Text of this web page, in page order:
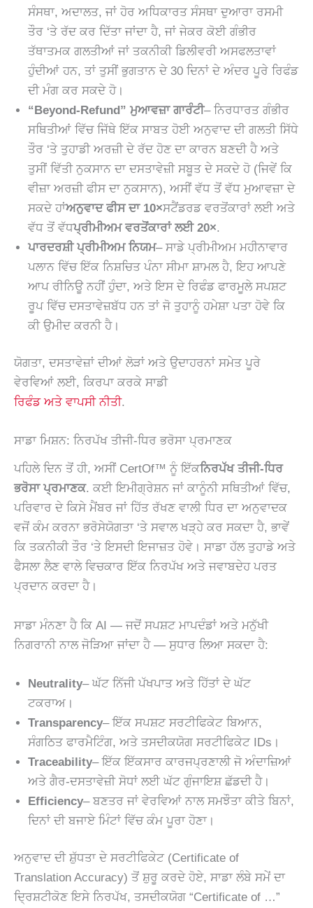
ਸੰਸਥਾ, ਅਦਾਲਤ, ਜਾਂ ਹੋਰ ਅਧਿਕਾਰਤ ਸੰਸਥਾ ਦੁਆਰਾ ਰਸਮੀ
ਤੌਰ ‘ਤੇ ਰੱਦ ਕਰ ਦਿੱਤਾ ਜਾਂਦਾ ਹੈ, ਜਾਂ ਜੇਕਰ ਕੋਈ ਗੰਭੀਰ
ਤੱਥਾਤਮਕ ਗਲਤੀਆਂ ਜਾਂ ਤਕਨੀਕੀ ਡਿਲੀਵਰੀ ਅਸਫਲਤਾਵਾਂ
ਹੁੰਦੀਆਂ ਹਨ, ਤਾਂ ਤੁਸੀਂ ਭੁਗਤਾਨ ਦੇ 30 ਦਿਨਾਂ ਦੇ ਅੰਦਰ ਪੂਰੇ ਰਿਫੰਡ
ਦੀ ਮੰਗ ਕਰ ਸਕਦੇ ਹੋ।
“Beyond-Refund” ਮੁਆਵਜ਼ਾ ਗਾਰੰਟੀ– ਨਿਰਧਾਰਤ ਗੰਭੀਰ
ਸਥਿਤੀਆਂ ਵਿੱਚ ਜਿੱਥੇ ਇੱਕ ਸਾਬਤ ਹੋਈ ਅਨੁਵਾਦ ਦੀ ਗਲਤੀ ਸਿੱਧੇ
ਤੌਰ ‘ਤੇ ਤੁਹਾਡੀ ਅਰਜ਼ੀ ਦੇ ਰੱਦ ਹੋਣ ਦਾ ਕਾਰਨ ਬਣਦੀ ਹੈ ਅਤੇ
ਤੁਸੀਂ ਵਿੱਤੀ ਨੁਕਸਾਨ ਦਾ ਦਸਤਾਵੇਜ਼ੀ ਸਬੂਤ ਦੇ ਸਕਦੇ ਹੋ (ਜਿਵੇਂ ਕਿ
ਵੀਜ਼ਾ ਅਰਜ਼ੀ ਫੀਸ ਦਾ ਨੁਕਸਾਨ), ਅਸੀਂ ਵੱਧ ਤੋਂ ਵੱਧ ਮੁਆਵਜ਼ਾ ਦੇ
ਸਕਦੇ ਹਾਂਅਨੁਵਾਦ ਫੀਸ ਦਾ 10×ਸਟੈਂਡਰਡ ਵਰਤੋਂਕਾਰਾਂ ਲਈ ਅਤੇ
ਵੱਧ ਤੋਂ ਵੱਧਪ੍ਰੀਮੀਅਮ ਵਰਤੋਂਕਾਰਾਂ ਲਈ 20×.
ਪਾਰਦਰਸ਼ੀ ਪ੍ਰੀਮੀਅਮ ਨਿਯਮ– ਸਾਡੇ ਪ੍ਰੀਮੀਅਮ ਮਹੀਨਾਵਾਰ
ਪਲਾਨ ਵਿੱਚ ਇੱਕ ਨਿਸ਼ਚਿਤ ਪੰਨਾ ਸੀਮਾ ਸ਼ਾਮਲ ਹੈ, ਇਹ ਆਪਣੇ
ਆਪ ਰੀਨਿਊ ਨਹੀਂ ਹੁੰਦਾ, ਅਤੇ ਇਸ ਦੇ ਰਿਫੰਡ ਫਾਰਮੂਲੇ ਸਪਸ਼ਟ
ਰੂਪ ਵਿੱਚ ਦਸਤਾਵੇਜ਼ਬੱਧ ਹਨ ਤਾਂ ਜੋ ਤੁਹਾਨੂੰ ਹਮੇਸ਼ਾ ਪਤਾ ਹੋਵੇ ਕਿ
ਕੀ ਉਮੀਦ ਕਰਨੀ ਹੈ।
ਯੋਗਤਾ, ਦਸਤਾਵੇਜ਼ਾਂ ਦੀਆਂ ਲੋੜਾਂ ਅਤੇ ਉਦਾਹਰਨਾਂ ਸਮੇਤ ਪੂਰੇ
ਵੇਰਵਿਆਂ ਲਈ, ਕਿਰਪਾ ਕਰਕੇ ਸਾਡੀ
ਰਿਫੰਡ ਅਤੇ ਵਾਪਸੀ ਨੀਤੀ.
ਸਾਡਾ ਮਿਸ਼ਨ: ਨਿਰਪੱਖ ਤੀਜੀ-ਧਿਰ ਭਰੋਸਾ ਪ੍ਰਮਾਣਕ
ਪਹਿਲੇ ਦਿਨ ਤੋਂ ਹੀ, ਅਸੀਂ CertOf™ ਨੂੰ ਇੱਕਨਿਰਪੱਖ ਤੀਜੀ-ਧਿਰ
ਭਰੋਸਾ ਪ੍ਰਮਾਣਕ. ਕਈ ਇਮੀਗ੍ਰੇਸ਼ਨ ਜਾਂ ਕਾਨੂੰਨੀ ਸਥਿਤੀਆਂ ਵਿੱਚ,
ਪਰਿਵਾਰ ਦੇ ਕਿਸੇ ਮੈਂਬਰ ਜਾਂ ਹਿੱਤ ਰੱਖਣ ਵਾਲੀ ਧਿਰ ਦਾ ਅਨੁਵਾਦਕ
ਵਜੋਂ ਕੰਮ ਕਰਨਾ ਭਰੋਸੇਯੋਗਤਾ ‘ਤੇ ਸਵਾਲ ਖੜ੍ਹੇ ਕਰ ਸਕਦਾ ਹੈ, ਭਾਵੇਂ
ਕਿ ਤਕਨੀਕੀ ਤੌਰ ‘ਤੇ ਇਸਦੀ ਇਜਾਜ਼ਤ ਹੋਵੇ। ਸਾਡਾ ਹੱਲ ਤੁਹਾਡੇ ਅਤੇ
ਫੈਸਲਾ ਲੈਣ ਵਾਲੇ ਵਿਚਕਾਰ ਇੱਕ ਨਿਰਪੱਖ ਅਤੇ ਜਵਾਬਦੇਹ ਪਰਤ
ਪ੍ਰਦਾਨ ਕਰਦਾ ਹੈ।
ਸਾਡਾ ਮੰਨਣਾ ਹੈ ਕਿ AI — ਜਦੋਂ ਸਪਸ਼ਟ ਮਾਪਦੰਡਾਂ ਅਤੇ ਮਨੁੱਖੀ
ਨਿਗਰਾਨੀ ਨਾਲ ਜੋੜਿਆ ਜਾਂਦਾ ਹੈ — ਸੁਧਾਰ ਲਿਆ ਸਕਦਾ ਹੈ:
Neutrality– ਘੱਟ ਨਿੱਜੀ ਪੱਖਪਾਤ ਅਤੇ ਹਿੱਤਾਂ ਦੇ ਘੱਟ
ਟਕਰਾਅ।
Transparency– ਇੱਕ ਸਪਸ਼ਟ ਸਰਟੀਫਿਕੇਟ ਬਿਆਨ,
ਸੰਗਠਿਤ ਫਾਰਮੈਟਿੰਗ, ਅਤੇ ਤਸਦੀਕਯੋਗ ਸਰਟੀਫਿਕੇਟ IDs।
Traceability– ਇੱਕ ਇੱਕਸਾਰ ਕਾਰਜਪ੍ਰਣਾਲੀ ਜੋ ਅੰਦਾਜ਼ਿਆਂ
ਅਤੇ ਗੈਰ-ਦਸਤਾਵੇਜ਼ੀ ਸੋਧਾਂ ਲਈ ਘੱਟ ਗੁੰਜਾਇਸ਼ ਛੱਡਦੀ ਹੈ।
Efficiency– ਬਣਤਰ ਜਾਂ ਵੇਰਵਿਆਂ ਨਾਲ ਸਮਝੌਤਾ ਕੀਤੇ ਬਿਨਾਂ,
ਦਿਨਾਂ ਦੀ ਬਜਾਏ ਮਿੰਟਾਂ ਵਿੱਚ ਕੰਮ ਪੂਰਾ ਹੋਣਾ।
ਅਨੁਵਾਦ ਦੀ ਸ਼ੁੱਧਤਾ ਦੇ ਸਰਟੀਫਿਕੇਟ (Certificate of
Translation Accuracy) ਤੋਂ ਸ਼ੁਰੂ ਕਰਦੇ ਹੋਏ, ਸਾਡਾ ਲੰਬੇ ਸਮੇਂ ਦਾ
ਦ੍ਰਿਸ਼ਟੀਕੋਣ ਇਸੇ ਨਿਰਪੱਖ, ਤਸਦੀਕਯੋਗ “Certificate of …”